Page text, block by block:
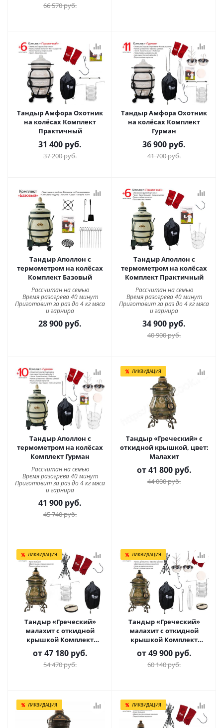
66 570 руб.
Тандыр Амфора Охотник
на колёсах Комплект
Практичный
31 400 руб.
37 200руб.
Тандыр Амфора Охотник
на колёсах Комплект
Гурман
36 900 руб.
41 700руб.
Тандыр Аполлон с
термометром на колёсах
Комплект Базовый
Рассчитан на семью
Время разогрева 40 минут
Приготовит за раз до 4 кг мяса
и гарнира
28 900 руб.
Тандыр Аполлон с
термометром на колёсах
Комплект Практичный
Рассчитан на семью
Время разогрева 40 минут
Приготовит за раз до 4 кг мяса
и гарнира
34 900 руб.
40 900руб.
Тандыр Аполлон с
термометром на колёсах
Комплект Гурман
Рассчитан на семью
Время разогрева 40 минут
Приготовит за раз до 4 кг мяса
и гарнира
41 900 руб.
45 740руб.
ЛИКВИДАЦИЯ
Тандыр «Греческий» с
откидной крышкой, цвет:
Малахит
от41 800 руб.
44 000 руб.
ЛИКВИДАЦИЯ
Тандыр «Греческий»
малахит с откидной
крышкой Комплект
Практичный
от47 180 руб.
54 470 руб.
ЛИКВИДАЦИЯ
Тандыр «Греческий»
малахит с откидной
крышкой Комплект
Гурман
от49 900 руб.
60 140 руб.
ЛИКВИДАЦИЯ ЛИКВИДАЦИЯ